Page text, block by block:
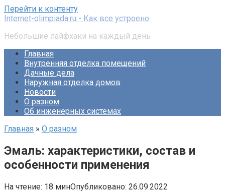
Перейти к контенту
Internet-olimpiada.ru - Как все устроено
Небольшие лайфхаки на каждый день
Главная
Внутренняя отделка помещений
Дачные дела
Наружная отделка домов
Новости
О разном
Об инженерных системах
Главная » О разном
Эмаль: характеристики, состав и
особенности применения
На чтение: 18 минОпубликовано: 26.09.2022